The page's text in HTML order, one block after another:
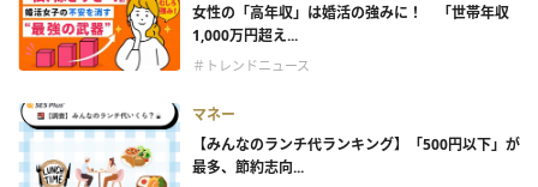
女性の「高年収」は婚活の強みに！ 「世帯年収
1,000万円超え...
＃トレンドニュース
マネー
【みんなのランチ代ランキング】「500円以下」が
最多、節約志向...